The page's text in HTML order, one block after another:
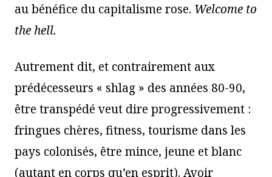
au bénéfice du capitalisme rose. Welcome to
the hell.
Autrement dit, et contrairement aux
prédécesseurs « shlag » des années 80-90,
être transpédé veut dire progressivement :
fringues chères, fitness, tourisme dans les
pays colonisés, être mince, jeune et blanc
(autant en corps qu’en esprit). Avoir